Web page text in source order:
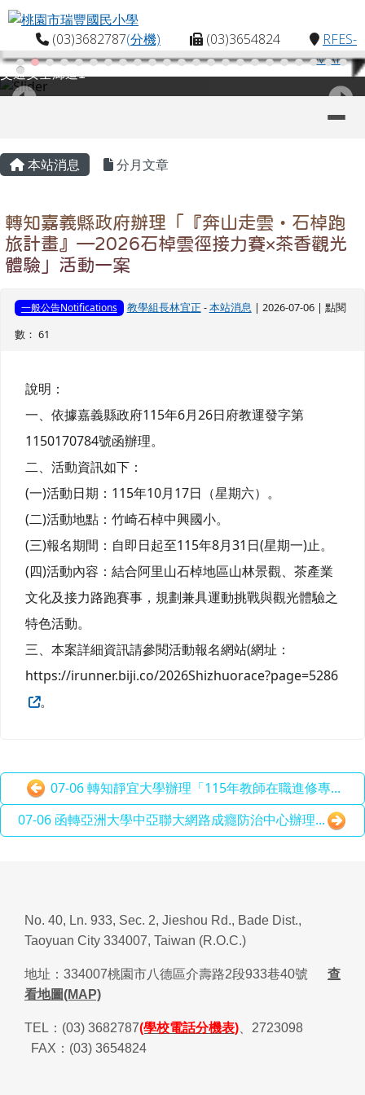
跳至主內容區
桃園市瑞豐國民小學
(03)3682787(分機) (03)3654824
RFES-
MAP
交通安全廊道1
主內容區域
本站消息 分月文章
轉知嘉義縣政府辦理「『奔山走雲・石棹跑
旅計畫』—2026石棹雲徑接力賽×茶香觀光
體驗」活動一案
一般公告Notifications 教學組長林宜正 -本站消息 | 2026-07-06 | 點閱
數： 61
說明：
一、依據嘉義縣政府115年6月26日府教運發字第
1150170784號函辦理。
二、活動資訊如下：
(一)活動日期：115年10月17日（星期六）。
(二)活動地點：竹崎石棹中興國小。
(三)報名期間：自即日起至115年8月31日(星期一)止。
(四)活動內容：結合阿里山石棹地區山林景觀、茶產業
文化及接力路跑賽事，規劃兼具運動挑戰與觀光體驗之
特色活動。
三、本案詳細資訊請參閱活動報名網站(網址：
https://irunner.biji.co/2026Shizhuorace?page=5286
。
07-06 轉知靜宜大學辦理「115年教師在職進修專...
07-06 函轉亞洲大學中亞聯大網路成癮防治中心辦理...
頁尾區域
No. 40, Ln. 933, Sec. 2, Jieshou Rd., Bade Dist.,
Taoyuan City 334007, Taiwan (R.O.C.)
地址： 334007桃園市八德區介壽路2段933巷40號
查
看地圖(MAP)
TEL ： (03) 3682787(學校電話分機表)
2723098
FAX ： (03) 3654824